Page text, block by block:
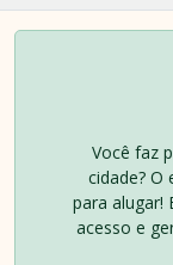
Você faz
cidade? O
para alugar!
acesso e